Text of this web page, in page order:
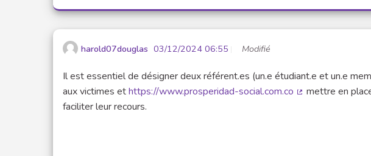
harold07douglas 03/12/2024 06:55 Modifié
Il est essentiel de désigner deux référent.es (un.e étudiant.e et un.e
aux victimes ethttps://www.prosperidad-social.com.co
mettre en
faciliter leur recours.